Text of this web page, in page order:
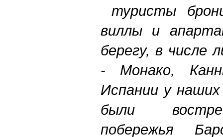
туристы
виллы и
берегу, в числе
- Монако,
Испании у
были
побережья